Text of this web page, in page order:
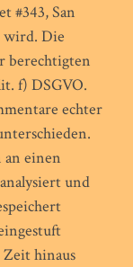
#343, San
wird. Die
berechtigten
f) DSGVO.
echter
an einen
und
hinaus